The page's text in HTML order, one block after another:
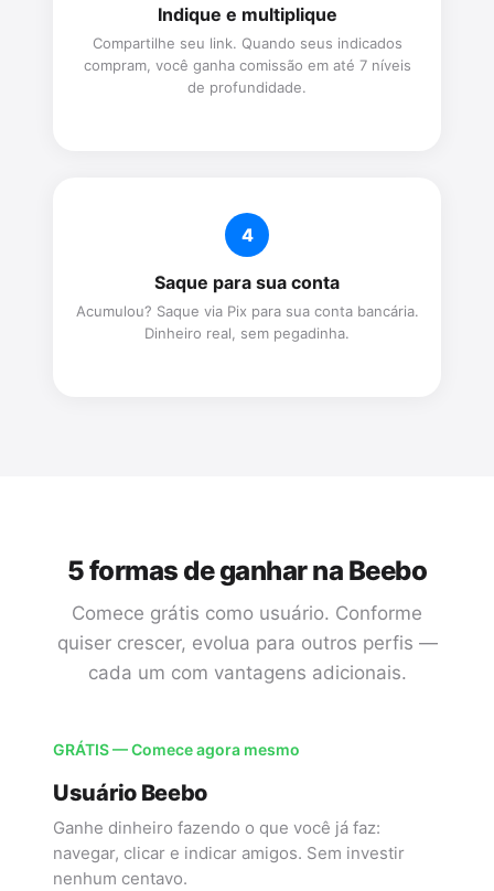
Indique e multiplique
Compartilhe seu link. Quando seus indicados
compram, você ganha comissão em até 7 níveis
de profundidade.
4
Saque para sua conta
Acumulou? Saque via Pix para sua conta bancária.
Dinheiro real, sem pegadinha.
5 formas de ganhar na Beebo
Comece grátis como usuário. Conforme
quiser crescer, evolua para outros perfis —
cada um com vantagens adicionais.
GRÁTIS — Comece agora mesmo
Usuário Beebo
Ganhe dinheiro fazendo o que você já faz:
navegar, clicar e indicar amigos. Sem investir
nenhum centavo.